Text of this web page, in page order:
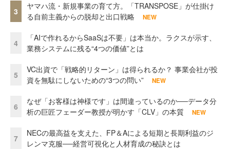
3
ヤマハ流・新規事業の育て方。「TRANSPOSE」が仕掛け
る自前主義からの脱却と出口戦略
NEW
4
「AIで作れるからSaaSは不要」は本当か。ラクスが示す、
業務システムに残る“4つの価値”とは
5
VC出資で「戦略的リターン」は得られるか？ 事業会社が投
資を無駄にしないための“3つの問い”
NEW
6
なぜ「お客様は神様です」は間違っているのか──データ分
析の巨匠フェーダー教授が明かす「CLV」の本質
NEW
7
NECの最高益を支えた、FP＆Aによる短期と長期利益のジ
レンマ克服──経営可視化と人材育成の秘訣とは